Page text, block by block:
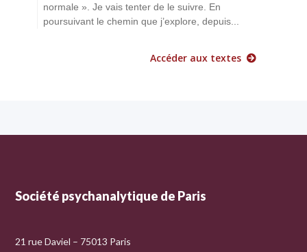
normale ». Je vais tenter de le suivre. En
poursuivant le chemin que j’explore, depuis...
Accéder aux textes
Société psychanalytique de Paris
21 rue Daviel – 75013 Paris